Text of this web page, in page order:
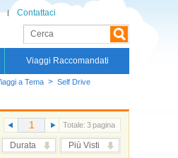
Contattaci
Viaggi Raccomandati
a Tema > Self Drive
Totale: 3pagina
Durata Più Visti